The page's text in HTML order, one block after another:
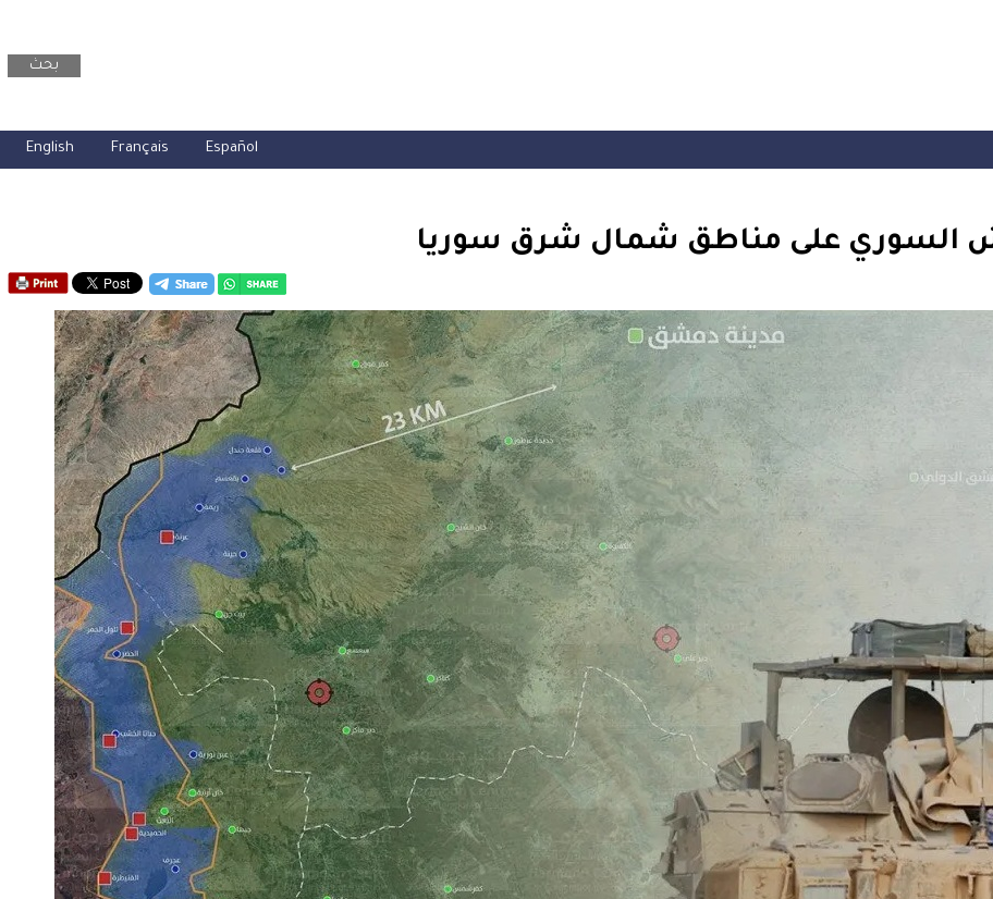
بحث
English Français Español
السوري على مناطق شمال شرق سوريا